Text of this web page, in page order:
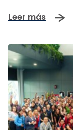
Leer más